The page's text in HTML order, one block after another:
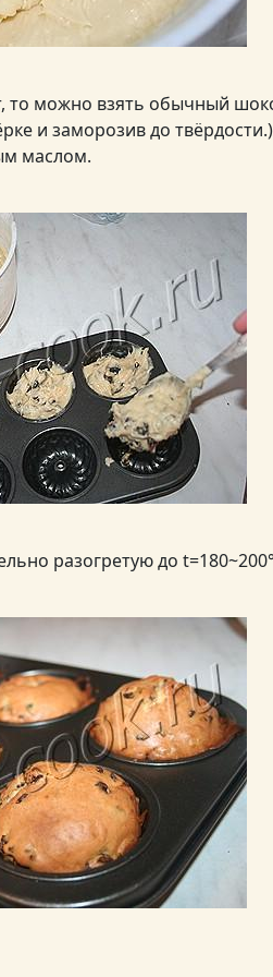
то можно взять обычный
и заморозив до твёрдости.)
маслом.
разогретую до